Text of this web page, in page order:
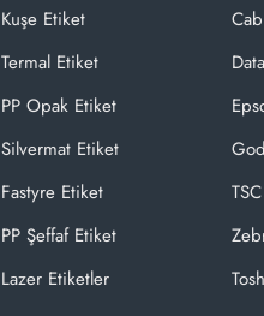
Kuşe Etiket
Termal Etiket
PP Opak Etiket
Silvermat Etiket
Fastyre Etiket
PP Şeffaf Etiket
Lazer Etiketler